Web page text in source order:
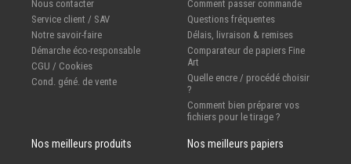
Nous contacter
Service client / SAV
Notre savoir-faire
Démarche éco-responsable
CGU / Cookies
Cond. géné. de vente
Comment passer commande
Questions fréquentes
Délais, livraison & remises
Comparateur de papiers Fine
Art
Quelle encre / procédé choisir
?
Comment bien préparer vos
fichiers pour le tirage ?
Nos meilleurs produits Nos meilleurs papiers